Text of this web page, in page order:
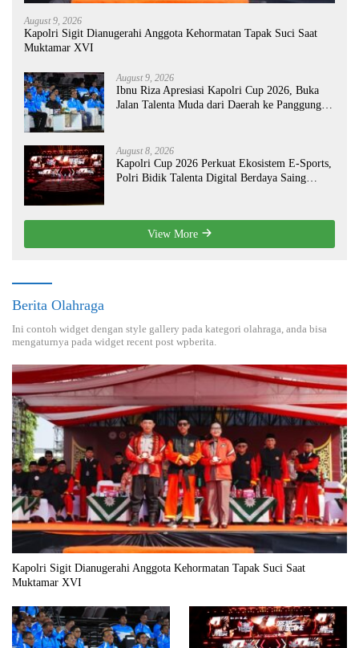
August 9, 2026
Kapolri Sigit Dianugerahi Anggota Kehormatan Tapak Suci Saat
Muktamar XVI
August 9, 2026
Ibnu Riza Apresiasi Kapolri Cup 2026, Buka
Jalan Talenta Muda dari Daerah ke Panggung
August 8, 2026
Kapolri Cup 2026 Perkuat Ekosistem E-Sports,
Polri Bidik Talenta Digital Berdaya Saing
View More
Berita Olahraga
Ini contoh widget dengan style gallery pada kategori olahraga, anda bisa
mengaturnya pada widget recent post wpberita.
Kapolri Sigit Dianugerahi Anggota Kehormatan Tapak Suci Saat
Muktamar XVI